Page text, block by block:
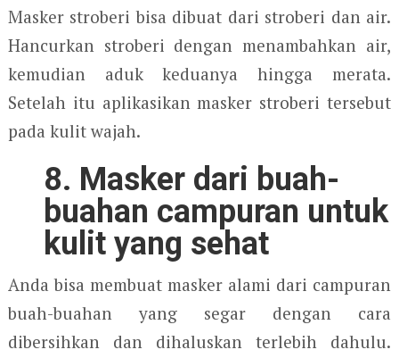
Masker stroberi bisa dibuat dari stroberi dan air.
Hancurkan stroberi dengan menambahkan air,
kemudian aduk keduanya hingga merata.
Setelah itu aplikasikan masker stroberi tersebut
pada kulit wajah.
8. Masker dari buah-
buahan campuran untuk
kulit yang sehat
Anda bisa membuat masker alami dari campuran
buah-buahan yang segar dengan cara
dibersihkan dan dihaluskan terlebih dahulu.